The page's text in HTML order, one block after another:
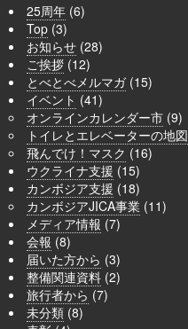
25周年 (6)
Top (3)
お知らせ (28)
ご挨拶 (12)
とべとべメルマガ(15)
イベント (41)
オンラインカレンダー市 (9)
トイレとエレベーターの地図
飛んでけ！マスク (16)
ウクライナ支援 (15)
カンボジア支援 (18)
カンボジアJICA事業 (11)
メディア情報 (7)
会報 (8)
届いた方から (3)
整備関連資料 (2)
旅行者から (7)
未分類 (8)